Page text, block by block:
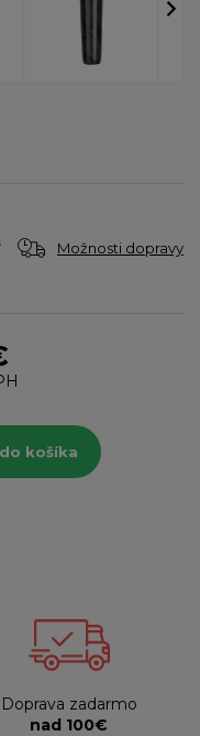
Možnosti dopravy
košíka
Doprava zadarmo
nad 100€